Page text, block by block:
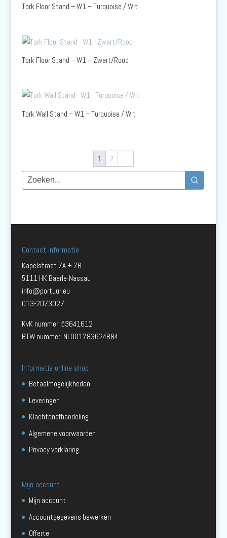
Tork Floor Stand – W1 – Turquoise / Wit
Tork Floor Stand – W1 – Zwart/Rood
Tork Wall Stand – W1 – Turquoise / Wit
1 2 →
Contact informatie
Kapelstraat 7A + 7B
5111 HK Baarle-Nassau
info@portuur.eu
013-2073027
KvK nummer: 53641612
BTW nummer: NL001783624B84
Informatie online shop
Betaalmogelijkheden
Leveringen
Klachtenafhandeling
Algemene voorwaarden
Privacy verklaring
Mijn account
Mijn account
Accountgegevens bewerken
Offerte